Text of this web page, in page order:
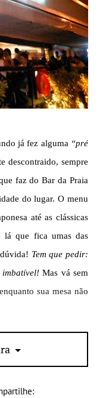
já fez alguma “pré
descontraido, sempre
faz do Bar da Praia
do lugar. O menu
até as clássicas
lá que fica umas das
Tem que pedir:
Mas vá sem
sua mesa não
– Leblon